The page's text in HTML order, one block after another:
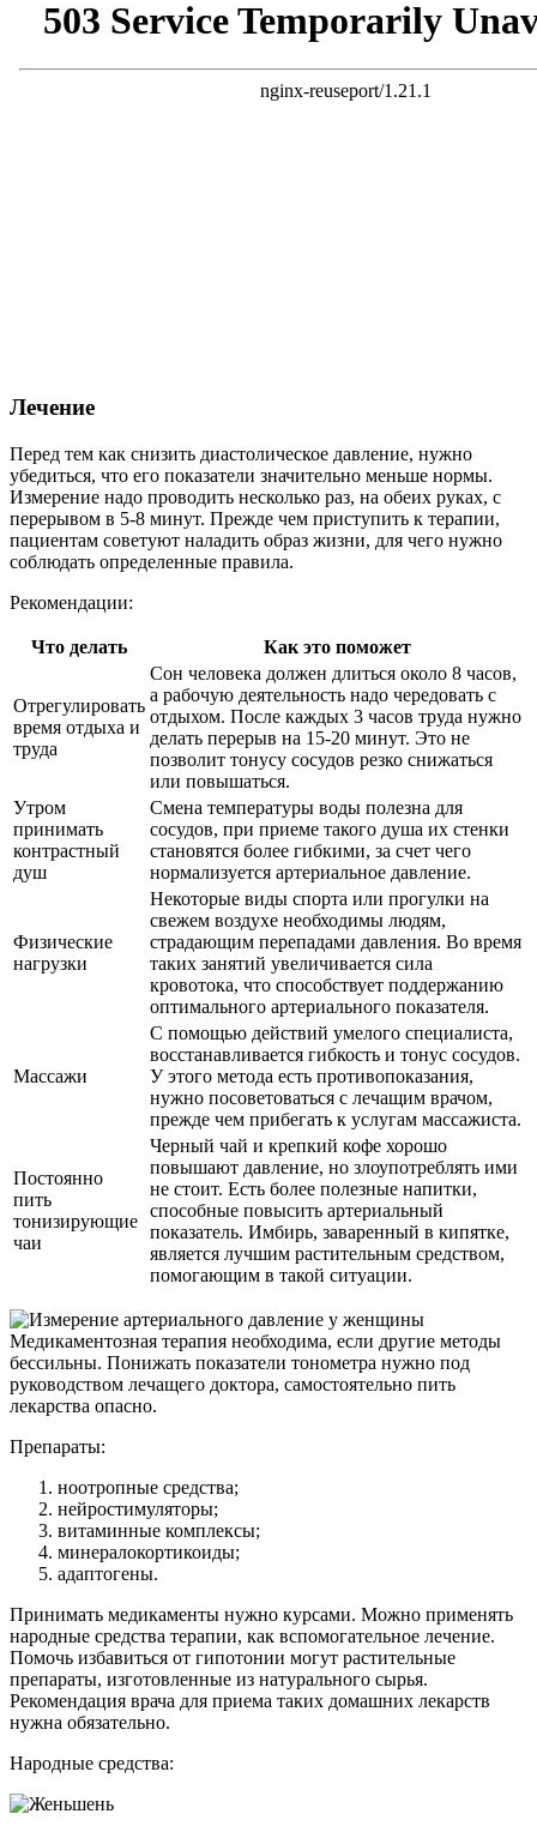
Лечение
Перед тем как снизить диастолическое давление, нужно
убедиться, что его показатели значительно меньше нормы.
Измерение надо проводить несколько раз, на обеих руках, с
перерывом в 5-8 минут. Прежде чем приступить к терапии,
пациентам советуют наладить образ жизни, для чего нужно
соблюдать определенные правила.
Рекомендации:
Что делать Как это поможет
Отрегулировать
время отдыха и
труда
Сон человека должен длиться около 8 часов,
а рабочую деятельность надо чередовать с
отдыхом. После каждых 3 часов труда нужно
делать перерыв на 15-20 минут. Это не
позволит тонусу сосудов резко снижаться
или повышаться.
Утром
принимать
контрастный
душ
Смена температуры воды полезна для
сосудов, при приеме такого душа их стенки
становятся более гибкими, за счет чего
нормализуется артериальное давление.
Физические
нагрузки
Некоторые виды спорта или прогулки на
свежем воздухе необходимы людям,
страдающим перепадами давления. Во время
таких занятий увеличивается сила
кровотока, что способствует поддержанию
оптимального артериального показателя.
Массажи
С помощью действий умелого специалиста,
восстанавливается гибкость и тонус сосудов.
У этого метода есть противопоказания,
нужно посоветоваться с лечащим врачом,
прежде чем прибегать к услугам массажиста.
Постоянно
пить
тонизирующие
чаи
Черный чай и крепкий кофе хорошо
повышают давление, но злоупотреблять ими
не стоит. Есть более полезные напитки,
способные повысить артериальный
показатель. Имбирь, заваренный в кипятке,
является лучшим растительным средством,
помогающим в такой ситуации.
Медикаментозная терапия необходима, если другие методы
бессильны. Понижать показатели тонометра нужно под
руководством лечащего доктора, самостоятельно пить
лекарства опасно.
Препараты:
ноотропные средства;
нейростимуляторы;
витаминные комплексы;
минералокортикоиды;
адаптогены.
Принимать медикаменты нужно курсами. Можно применять
народные средства терапии, как вспомогательное лечение.
Помочь избавиться от гипотонии могут растительные
препараты, изготовленные из натурального сырья.
Рекомендация врача для приема таких домашних лекарств
нужна обязательно.
Народные средства: